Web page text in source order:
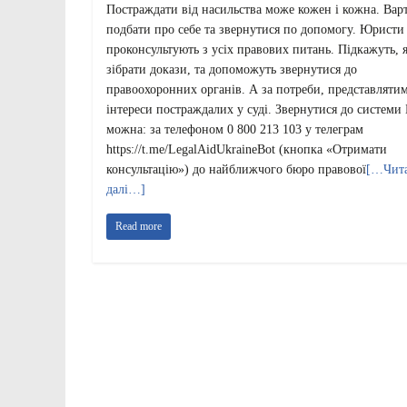
Постраждати від насильства може кожен і кожна.
подбати про себе та звернутися по допомогу. Юристи
проконсультують з усіх правових питань. Підкажуть,
зібрати докази, та допоможуть звернутися до
правоохоронних органів. А за потреби,
інтереси постраждалих у суді. Звернутися до
можна: за телефоном 0 800 213 103 у телеграм
https://t.me/LegalAidUkraineBot (кнопка «Отримати
консультацію») до найближчого бюро правової
далі…]
Read more